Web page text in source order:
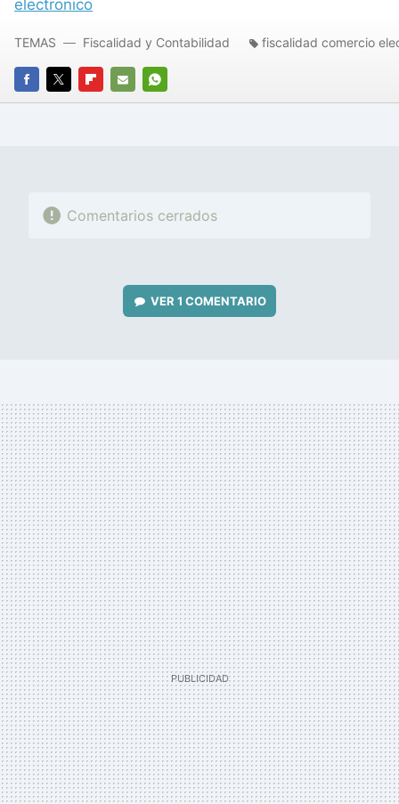
electronico
FACEBOOK
TWITTERFLIPBOARD
E-
WHATSAPP
TEMAS Fiscalidad y Contabilidad fiscalidad comercio
Comentarios cerrados
VER 1 COMENTARIO